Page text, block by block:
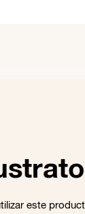
este